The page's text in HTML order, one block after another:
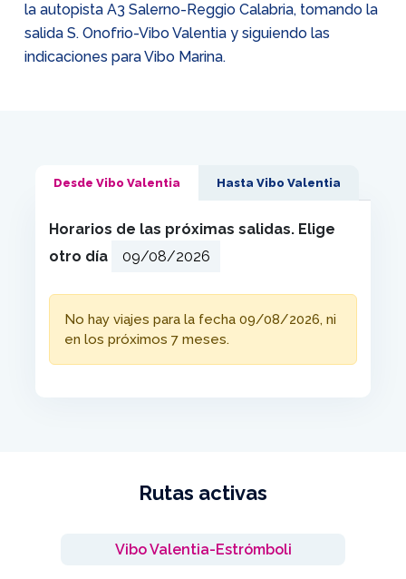
la autopista A3 Salerno-Reggio Calabria, tomando la
salida S. Onofrio-Vibo Valentia y siguiendo las
indicaciones para Vibo Marina.
Desde Vibo Valentia Hasta Vibo Valentia
Horarios de las próximas salidas. Elige
otro día
No hay viajes para la fecha 09/08/2026, ni
en los próximos 7 meses.
Rutas activas
Vibo Valentia-Estrómboli